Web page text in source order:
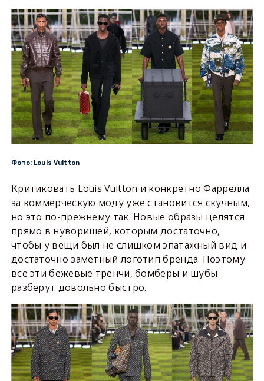
Фото: Louis Vuitton
Критиковать Louis Vuitton и конкретно Фаррелла
за коммерческую моду уже становится скучным,
но это по-прежнему так. Новые образы целятся
прямо в нуворишей, которым достаточно,
чтобы у вещи был не слишком эпатажный вид и
достаточно заметный логотип бренда. Поэтому
все эти бежевые тренчи, бомберы и шубы
разберут довольно быстро.